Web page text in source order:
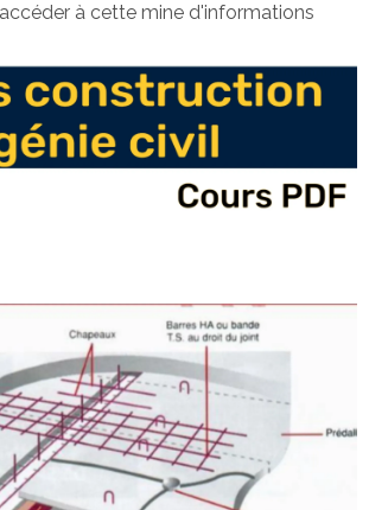
à cette mine d'informations